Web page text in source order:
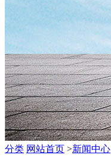
分类 网站首页 >新闻中心